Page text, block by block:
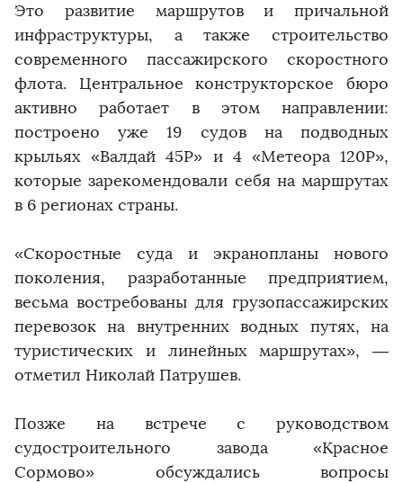
Это развитие маршрутов и причальной
инфраструктуры, а также строительство
современного пассажирского скоростного
флота. Центральное конструкторское бюро
активно работает в этом направлении:
построено уже 19 судов на подводных
крыльях «Валдай 45Р» и 4 «Метеора 120Р»,
которые зарекомендовали себя на маршрутах
в 6 регионах страны.
​​​​​​​«Скоростные суда и экранопланы нового
поколения, разработанные предприятием,
весьма востребованы для грузопассажирских
перевозок на внутренних водных путях, на
туристических и линейных маршрутах», —
отметил Николай Патрушев.
​​​​​​​Позже на встрече с руководством
судостроительного завода «Красное
Сормово» обсуждались вопросы